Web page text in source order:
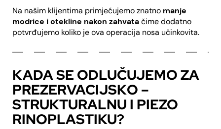
Na našim klijentima primjećujemo znatno manje
modrice i otekline nakon zahvatačime dodatno
potvrđujemo koliko je ova operacija nosa učinkovita.
KADA SE ODLUČUJEMO ZA
PREZERVACIJSKO –
STRUKTURALNU I PIEZO
RINOPLASTIKU?